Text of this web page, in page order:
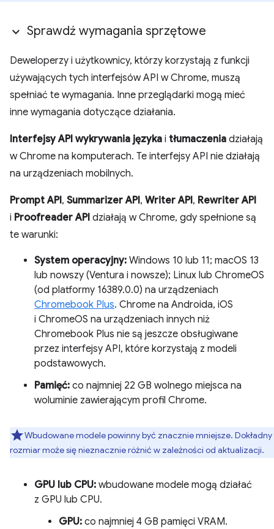
Sprawdź wymagania sprzętowe
Deweloperzy i użytkownicy, którzy korzystają z funkcji
używających tych interfejsów API w Chrome, muszą
spełniać te wymagania. Inne przeglądarki mogą mieć
inne wymagania dotyczące działania.
Interfejsy API wykrywania języka i tłumaczenia działają
w Chrome na komputerach. Te interfejsy API nie działają
na urządzeniach mobilnych.
Prompt API, Summarizer API, Writer API, Rewriter API
i Proofreader API działają w Chrome, gdy spełnione są
te warunki:
System operacyjny: Windows 10 lub 11; macOS 13
lub nowszy (Ventura i nowsze); Linux lub ChromeOS
(od platformy 16389.0.0) na urządzeniach
Chromebook Plus. Chrome na Androida, iOS
i ChromeOS na urządzeniach innych niż
Chromebook Plus nie są jeszcze obsługiwane
przez interfejsy API, które korzystają z modeli
podstawowych.
Pamięć: co najmniej 22 GB wolnego miejsca na
woluminie zawierającym profil Chrome.
Wbudowane modele powinny być znacznie mniejsze. Dokładny
rozmiar może się nieznacznie różnić w zależności od aktualizacji.
GPU lub CPU: wbudowane modele mogą działać
z GPU lub CPU.
GPU: co najmniej 4 GB pamięci VRAM.